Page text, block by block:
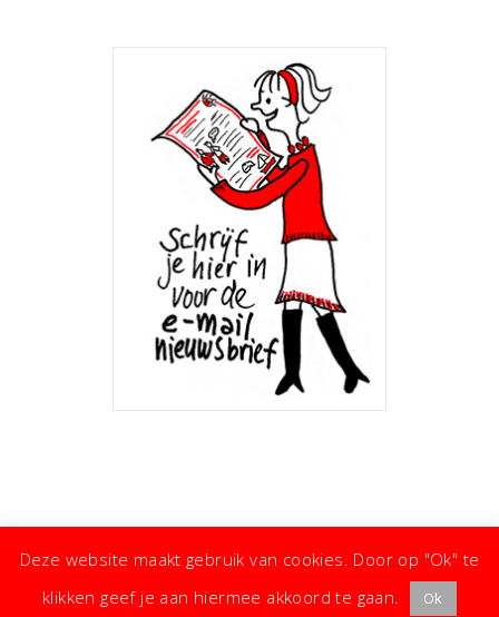
Deze website maakt gebruik van cookies. Door op "Ok" te
klikken geef je aan hiermee akkoord te gaan.
Ok